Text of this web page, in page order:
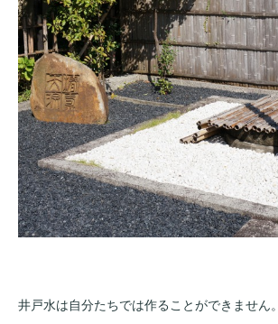
井戸水は自分たちでは作ることができません。